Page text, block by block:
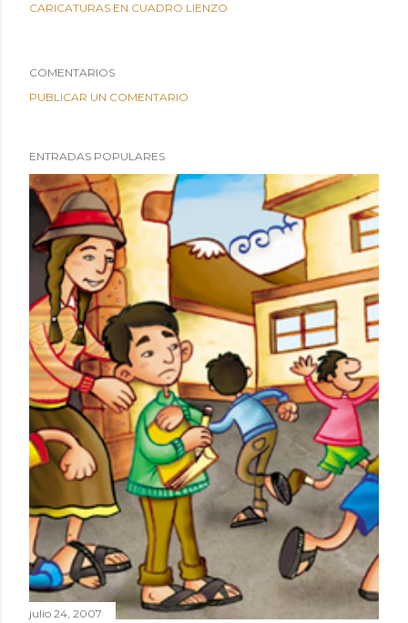
CARICATURAS EN CUADRO LIENZO
COMENTARIOS
PUBLICAR UN COMENTARIO
ENTRADAS POPULARES
julio 24, 2007